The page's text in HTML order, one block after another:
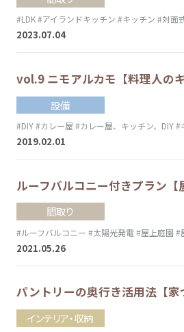
#LDK#アイランドキッチン #キッチン #対面
2023.07.04
vol.9 ニモアルカモ【料理人の
設備
#DIY#カレー屋 #カレー屋、キッチン、DIY#
2019.02.01
ルーフバルコニー付きプラン
間取り
#ルーフバルコニー #太陽光発電 #屋上庭園 #
2021.05.26
パントリーの奥行き活用法【
インテリア・収納